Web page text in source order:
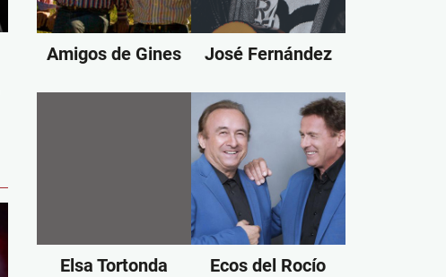
Amigos de Gines José Fernández
Elsa Tortonda Ecos del Rocío